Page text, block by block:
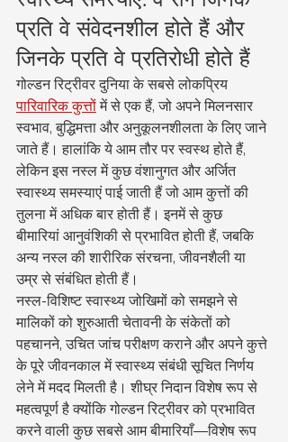
प्रति वे संवेदनशील होते हैं और
जिनके प्रति वे प्रतिरोधी होते हैं
गोल्डन रिट्रीवर दुनिया के सबसे लोकप्रिय
पारिवारिक कुत्तों में से एक हैं, जो अपने मिलनसार
स्वभाव, बुद्धिमत्ता और अनुकूलनशीलता के लिए जाने
जाते हैं। हालांकि ये आम तौर पर स्वस्थ होते हैं,
लेकिन इस नस्ल में कुछ वंशानुगत और अर्जित
स्वास्थ्य समस्याएं पाई जाती हैं जो आम कुत्तों की
तुलना में अधिक बार होती हैं। इनमें से कुछ
बीमारियां आनुवंशिकी से प्रभावित होती हैं, जबकि
अन्य नस्ल की शारीरिक संरचना, जीवनशैली या
उम्र से संबंधित होती हैं।
नस्ल-विशिष्ट स्वास्थ्य जोखिमों को समझने से
मालिकों को शुरुआती चेतावनी के संकेतों को
पहचानने, उचित जांच परीक्षण कराने और अपने कुत्ते
के पूरे जीवनकाल में स्वास्थ्य संबंधी सूचित निर्णय
लेने में मदद मिलती है। शीघ्र निदान विशेष रूप से
महत्वपूर्ण है क्योंकि गोल्डन रिट्रीवर को प्रभावित
करने वाली कुछ सबसे आम बीमारियाँ—विशेष रूप